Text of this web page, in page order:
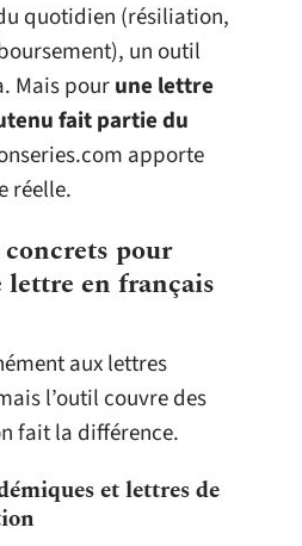
quotidien (résiliation,
un outil
Mais pourune lettre
fait partie du
apporte
réelle.
concrets pour
lettre en français
aux lettres
l’outil couvre des
fait la différence.
et lettres de